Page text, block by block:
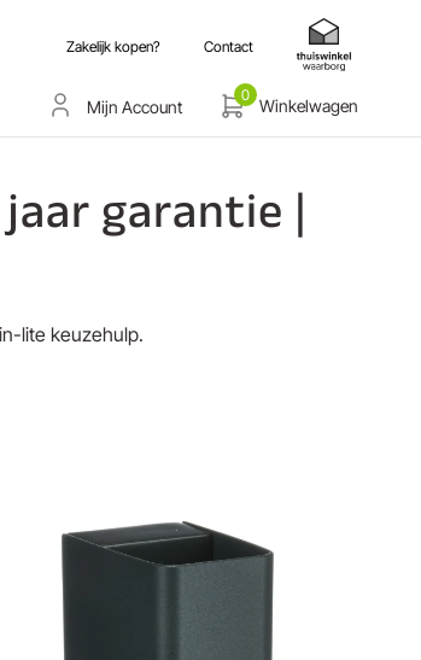
Zakelijk kopen? Contact
Mijn Account
0
Winkelwagen
garantie |
lite keuzehulp.